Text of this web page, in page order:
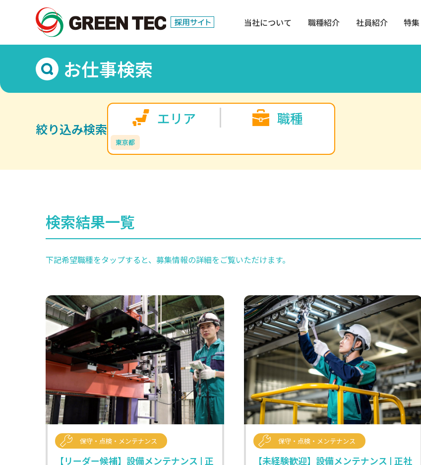
当社について 職種紹介 社員紹介 特集
お仕事検索
絞り込み検索
エリア
東京都
職種
検索結果一覧
下記希望職種をタップすると、募集情報の詳細をご覧いただけます。
保守・点検・メンテナンス
【リーダー候補】設備メンテナンス | 正
保守・点検・メンテナンス
【未経験歓迎】設備メンテナンス | 正社